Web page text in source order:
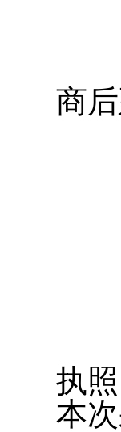
商后
执
本